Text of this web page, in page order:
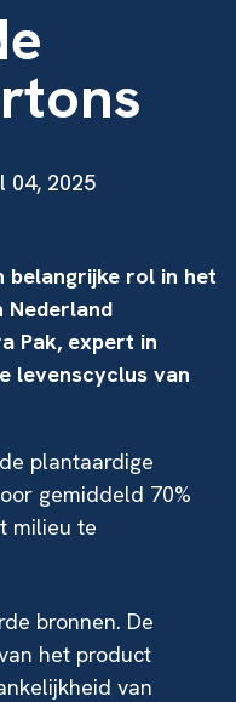
04, 2025
belangrijke rol in het
Nederland
Pak, expert in
levenscyclus van
plantaardige
gemiddeld 70%
milieu te
bronnen. De
het product
van